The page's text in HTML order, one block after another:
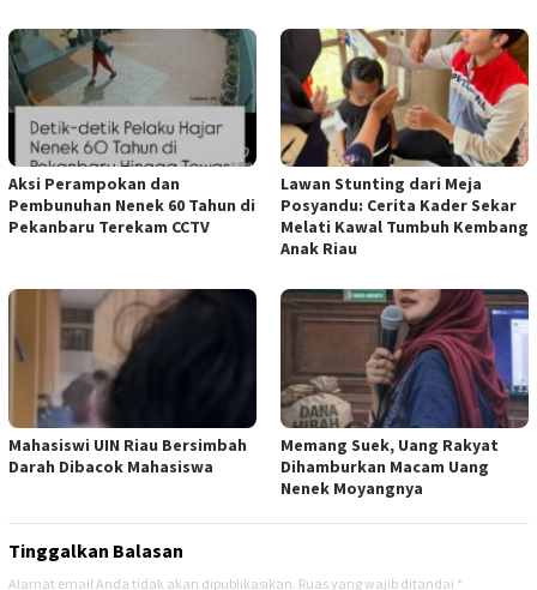
Aksi Perampokan dan
Pembunuhan Nenek 60 Tahun di
Pekanbaru Terekam CCTV
Lawan Stunting dari Meja
Posyandu: Cerita Kader Sekar
Melati Kawal Tumbuh Kembang
Anak Riau
Mahasiswi UIN Riau Bersimbah
Darah Dibacok Mahasiswa
Memang Suek, Uang Rakyat
Dihamburkan Macam Uang
Nenek Moyangnya
Tinggalkan Balasan
Alamat email Anda tidak akan dipublikasikan. Ruas yang wajib ditandai *